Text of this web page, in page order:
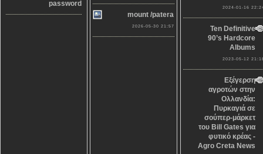
password
mount /patera
2026-05-30 21:57
2024-01-16
Ten Definitive
90’s Hardcore
Albums
2023-05-12
Εξέγερση
αγροτών στην
Ολλανδία:
Πυρκαγιά σε
σούπερ-μάρκετ
του Bill Gates για
φυτικό κρέας -
Agro Creta News